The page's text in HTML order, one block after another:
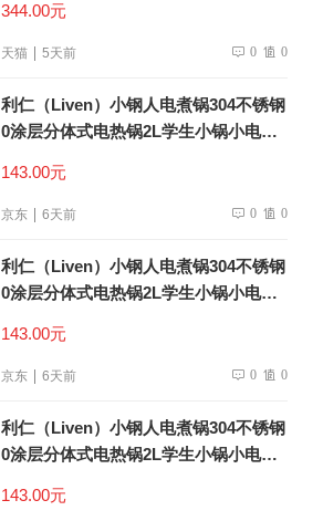
344.00元
天猫 5天前 0 0
利仁（Liven）小钢人电煮锅304不锈钢
0涂层分体式电热锅2L学生小锅小电锅
143.00元
京东 6天前 0 0
利仁（Liven）小钢人电煮锅304不锈钢
0涂层分体式电热锅2L学生小锅小电锅
143.00元
京东 6天前 0 0
利仁（Liven）小钢人电煮锅304不锈钢
0涂层分体式电热锅2L学生小锅小电锅
143.00元